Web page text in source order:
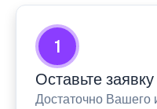
1
Оставьте заявку
Достаточно Вашего